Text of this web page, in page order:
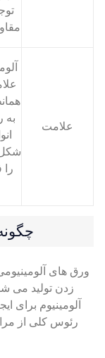
علامت
به
ورق های
زدن تولید می
آلومینیوم برای
رئوس کلی از